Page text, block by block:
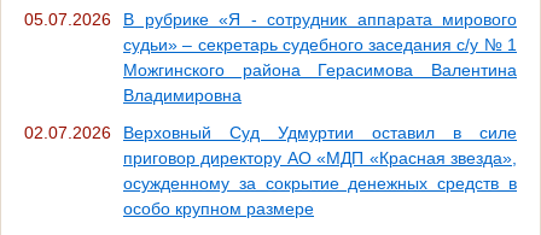
05.07.2026
В рубрике «Я - сотрудник аппарата мирового
судьи» – секретарь судебного заседания с/у № 1
Можгинского района Герасимова Валентина
Владимировна
02.07.2026
Верховный Суд Удмуртии оставил в силе
приговор директору АО «МДП «Красная звезда»,
осужденному за сокрытие денежных средств в
особо крупном размере